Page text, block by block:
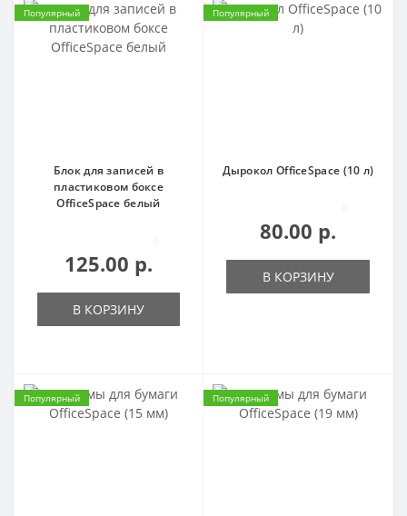
Популярный
Блок для записей в
пластиковом боксе
OfficeSpace белый
125.00 р.
В КОРЗИНУ
Популярный
Дырокол OfficeSpace (10 л)
80.00 р.
В КОРЗИНУ
Популярный Популярный